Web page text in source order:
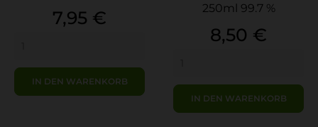
Preis
7,95 €
IN DEN WARENKORB
250ml 99.7 %
Preis
8,50 €
IN DEN WARENKORB